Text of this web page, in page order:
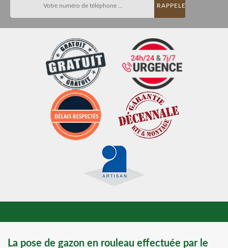
La pose de gazon en rouleau effectuée par le